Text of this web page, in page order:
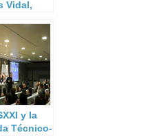
Vidal,
y la
Técnico-